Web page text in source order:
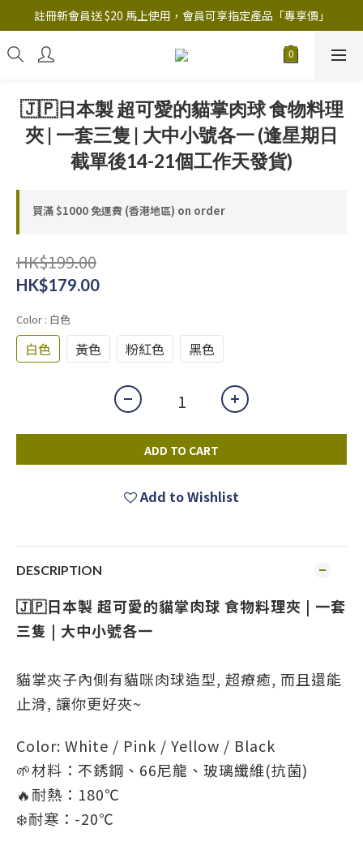
註冊新會員送 $20 馬上使用，會員可享指定產品「​專享價」
註冊新會員送 $20 馬上使用，會員可享指定產品「​專享價」
B.Y.O.B Mask Collection 任選優惠: 4件9折
🇯🇵日本製 超可愛的貓掌肉球 食物料理
夾 | 一套三隻 | 大中小號各一 (逢星期日
截單後14-21個工作天發貨)
買滿 $1000 免運費 (香港地區) on order
HK$199.00
HK$179.00
Color : 白色
白色 黃色 粉紅色 黑色
ADD TO CART
Add to Wishlist
DESCRIPTION
🇯🇵日本製 超可愛的貓掌肉球 食物料理夾 | 一套
三隻 | 大中小號各一
貓掌夾子內側有貓咪肉球造型, 超療癒, 而且還能
止滑, 讓你更好夾~
Color: White / Pink / Yellow / Black
🌱材料：不銹鋼、66尼龍、玻璃纖維(抗菌)
🔥耐熱：180℃
❄️耐寒：-20℃